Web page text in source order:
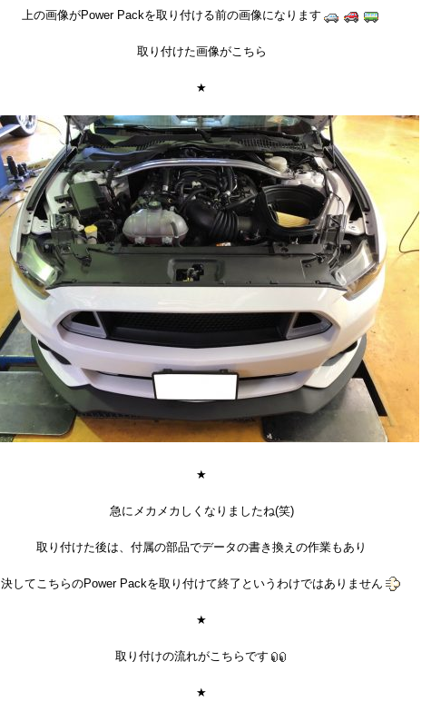
上の画像がPower Packを取り付ける前の画像になります
取り付けた画像がこちら
★
★
急にメカメカしくなりましたね(笑)
取り付けた後は、付属の部品でデータの書き換えの作業もあり
決してこちらのPower Packを取り付けて終了というわけではありません
★
取り付けの流れがこちらです
★